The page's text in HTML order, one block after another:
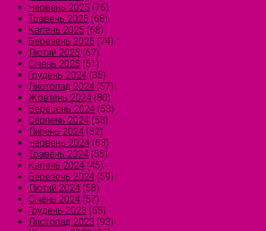
Червень 2025 (76)
Травень 2025 (68)
Квітень 2025 (68)
Березень 2025 (74)
Лютий 2025 (67)
Січень 2025 (51)
Грудень 2024 (35)
Листопад 2024 (57)
Жовтень 2024 (80)
Вересень 2024 (53)
Серпень 2024 (53)
Липень 2024 (52)
Червень 2024 (63)
Травень 2024 (55)
Квітень 2024 (45)
Березень 2024 (59)
Лютий 2024 (58)
Січень 2024 (57)
Грудень 2023 (55)
Листопад 2023 (93)